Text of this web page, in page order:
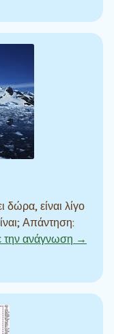
δώρα, είναι λίγο
Απάντηση:
την ανάγνωση →